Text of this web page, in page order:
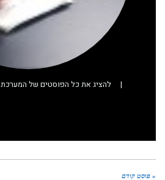
| להציג את כל הפוסטים של המערכת
« פוסט קודם